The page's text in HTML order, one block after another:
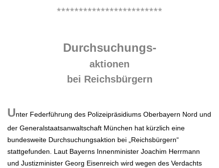
************************
Durchsuchungs-
aktionen
bei Reichsbürgern
Unter Federführung des Polizeipräsidiums Oberbayern Nord und
der Generalstaatsanwaltschaft München hat kürzlich eine
bundesweite Durchsuchungsaktion bei „Reichsbürgern“
stattgefunden. Laut Bayerns Innenminister Joachim Herrmann
und Justizminister Georg Eisenreich wird wegen des Verdachts